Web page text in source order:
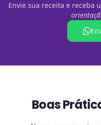
Envie sua receita e receba
Boas